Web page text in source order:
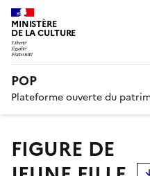
MINISTÈRE
DE LA CULTURE
POP
Plateforme ouverte du
FIGURE DE